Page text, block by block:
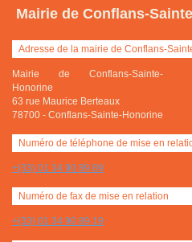
Mairie de Conflans-
Adresse de la mairie de Conflans-
Mairie de Conflans-Sainte-
Honorine
63 rue Maurice Berteaux
78700 - Conflans-Sainte-Honorine
Numéro de téléphone de mise en
+(33) 01 34 90 89 89
Numéro de fax de mise en relation
+(33) 01 34 90 89 19